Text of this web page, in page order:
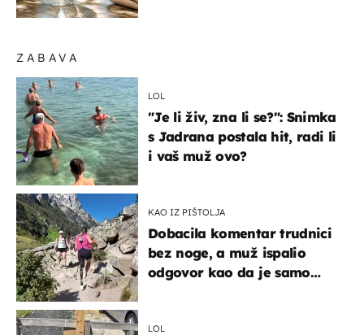
ZABAVA
LOL
"Je li živ, zna li se?": Snimka
s Jadrana postala hit, radi li
i vaš muž ovo?
KAO IZ PIŠTOLJA
Dobacila komentar trudnici
bez noge, a muž ispalio
odgovor kao da je samo
LOL